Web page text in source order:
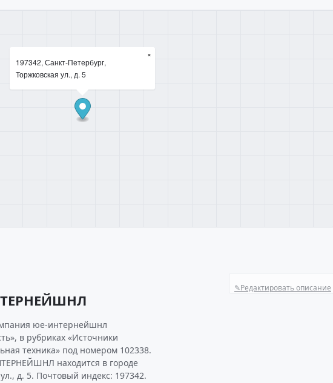
197342, Санкт-Петербург,
Торжковская ул., д. 5
×
✎Редактировать описание
юе-интернейшнл
в рубриках «Источники
техника» под номером 102338.
находится в городе
д. 5. Почтовый индекс: 197342.